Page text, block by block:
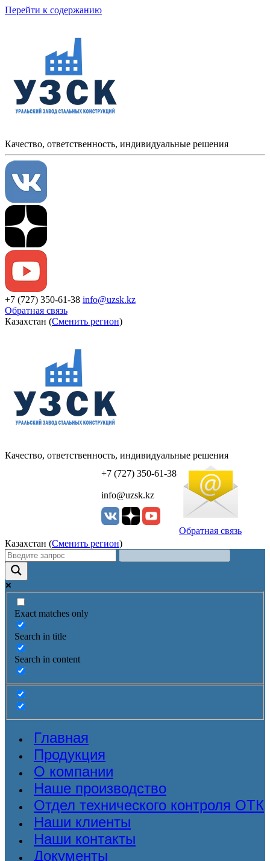
Перейти к содержанию
Качество, ответственность, индивидуальные решения
+7 (727) 350-61-38 info@uzsk.kz
Обратная связь
Казахстан (Сменить регион)
УЗСК Казахстан
Качество, ответственность, индивидуальные решения
+7 (727) 350-61-38
info@uzsk.kz
Обратная связь
Казахстан (Сменить регион)
Exact matches only
Search in title
Search in content
Главная
Продукция
О компании
Наше производство
Отдел технического контроля ОТК
Наши клиенты
Наши контакты
Документы